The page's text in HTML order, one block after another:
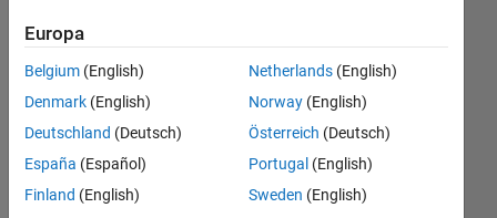
R2024b,
it errors
after
running
out of
memory.
Europa
Belgium (English)
Denmark (English)
Deutschland (Deutsch)
España (Español)
Finland (English)
Netherlands(English)
Norway(English)
Österreich (Deutsch)
Portugal (English)
Sweden (English)